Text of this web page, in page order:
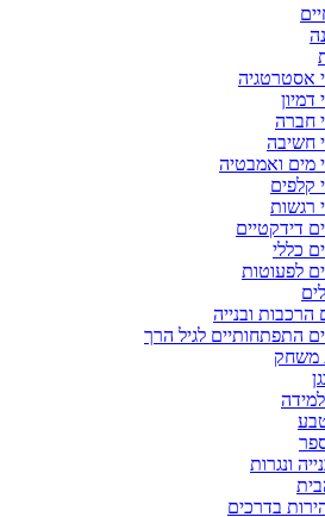
אסטרטגיה
חברה
חשיבה
מים ואמבטיה
קלפים
רגשות
דידקטיים
כללי
לפעוטות
הרכבות ובנייה
התפתחותיים לגיל הרך
משחק
ונגרות
בדרכים